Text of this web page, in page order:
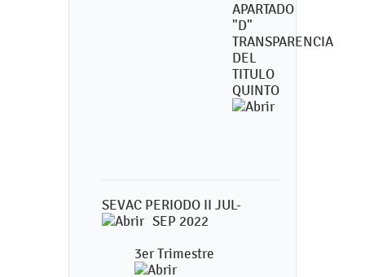
APARTADO
"D"
TRANSPARENCIA
DEL
TITULO
QUINTO
SEVAC PERIODO II JUL-
SEP 2022
3er Trimestre